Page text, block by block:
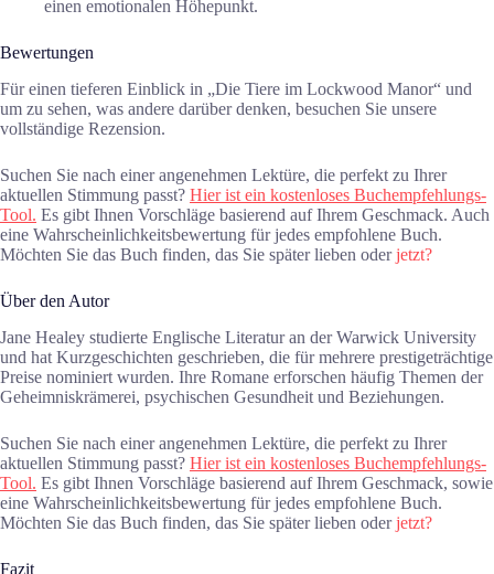
einen emotionalen Höhepunkt.
Bewertungen
Für einen tieferen Einblick in „Die Tiere im Lockwood Manor“ und
um zu sehen, was andere darüber denken, besuchen Sie unsere
vollständige Rezension.
Suchen Sie nach einer angenehmen Lektüre, die perfekt zu Ihrer
aktuellen Stimmung passt? Hier ist ein kostenloses Buchempfehlungs-
Tool. Es gibt Ihnen Vorschläge basierend auf Ihrem Geschmack. Auch
eine Wahrscheinlichkeitsbewertung für jedes empfohlene Buch.
Möchten Sie das Buch finden, das Sie später lieben oderjetzt?
Über den Autor
Jane Healey studierte Englische Literatur an der Warwick University
und hat Kurzgeschichten geschrieben, die für mehrere prestigeträchtige
Preise nominiert wurden. Ihre Romane erforschen häufig Themen der
Geheimniskrämerei, psychischen Gesundheit und Beziehungen.
Suchen Sie nach einer angenehmen Lektüre, die perfekt zu Ihrer
aktuellen Stimmung passt? Hier ist ein kostenloses Buchempfehlungs-
Tool. Es gibt Ihnen Vorschläge basierend auf Ihrem Geschmack, sowie
eine Wahrscheinlichkeitsbewertung für jedes empfohlene Buch.
Möchten Sie das Buch finden, das Sie später lieben oderjetzt?
Fazit